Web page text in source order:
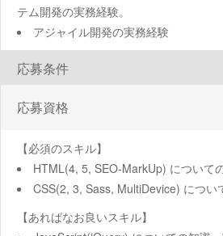
テム開発の実務経験。
アジャイル開発の実務経験
応募条件
応募資格
【必須のスキル】
HTML(4, 5, SEO-MarkUp) について
CSS(2, 3, Sass, MultiDevice) につい
【あればなお良いスキル】